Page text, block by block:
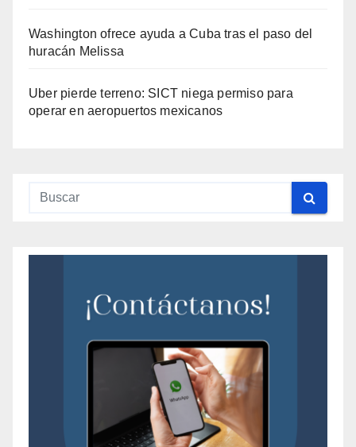
Washington ofrece ayuda a Cuba tras el paso del
huracán Melissa
Uber pierde terreno: SICT niega permiso para
operar en aeropuertos mexicanos